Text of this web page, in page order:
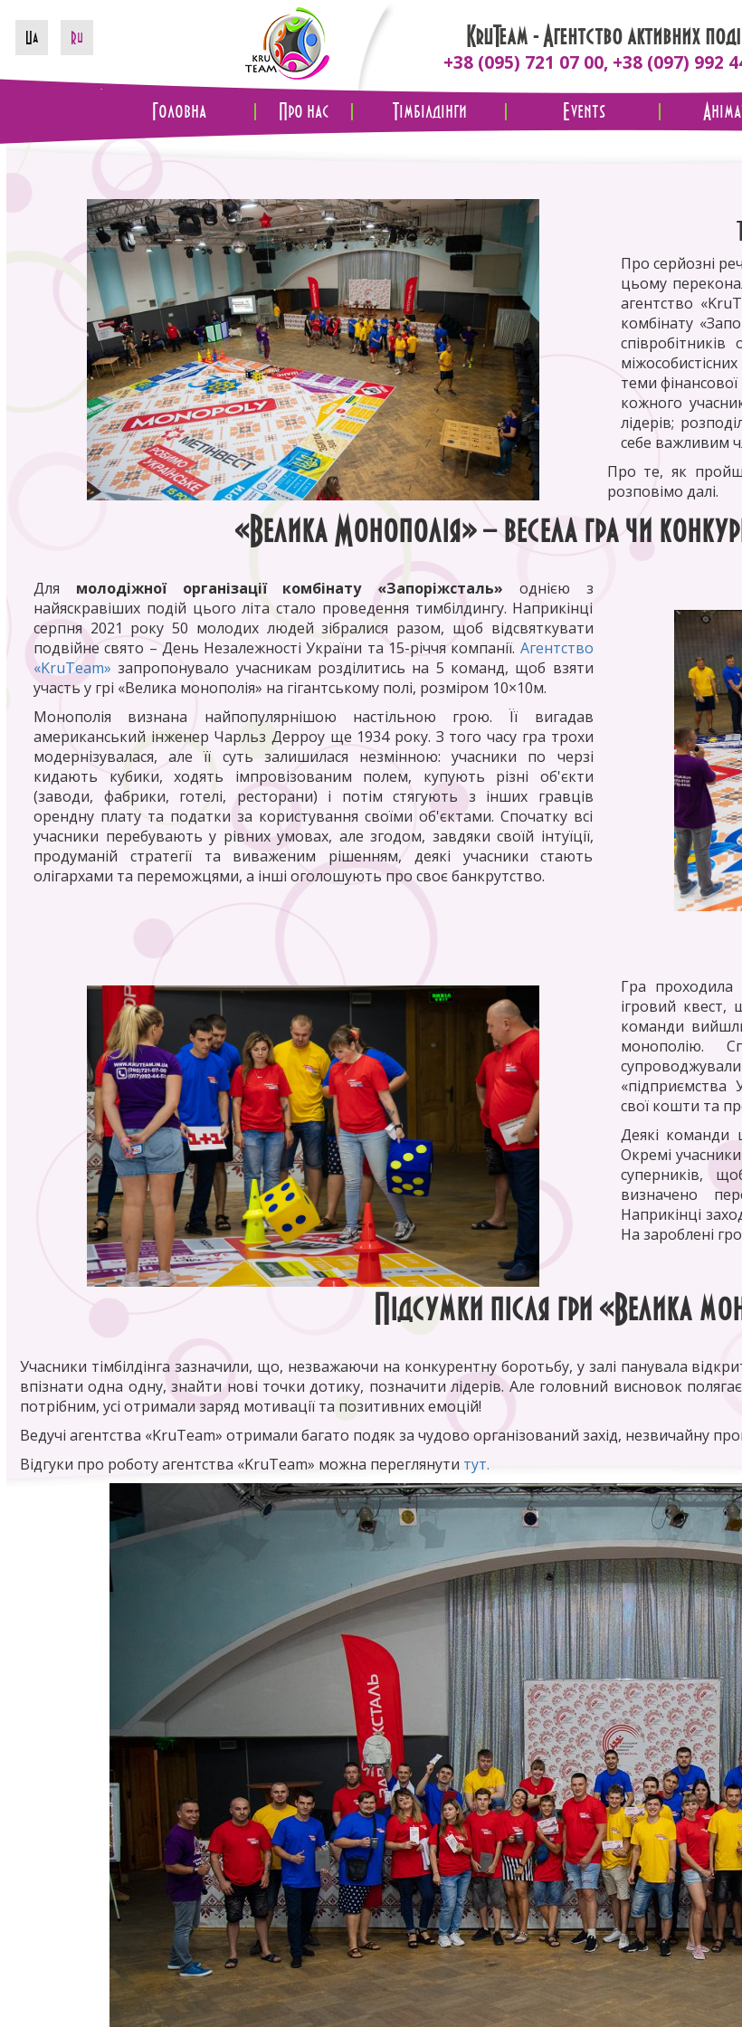
Ua Ru KruTeam - Агентство активних
+38 (095) 721 07 00, +38 (097) 992
Головна Про нас Тімбілдінги Events
Про серйозні
цьому
агентство
комбінату
теми
кожного
лідерів;
себе важливим
Про те, як
розповімо далі.
«Велика Монополія» – весела гра чи
Для молодіжної організації комбінату «Запоріжсталь» однією з
найяскравіших подій цього літа стало проведення тимбілдингу. Наприкінці
серпня 2021 року 50 молодих людей зібралися разом, щоб відсвяткувати
подвійне свято – День Незалежності України та 15-річчя компанії. Агентство
«KruTeam» запропонувало учасникам розділитись на 5 команд, щоб взяти
участь у грі «Велика монополія» на гігантському полі, розміром 10×10м.
Монополія визнана найпопулярнішою настільною грою. Її вигадав
американський інженер Чарльз Дерроу ще 1934 року. З того часу гра трохи
модернізувалася, але її суть залишилася незмінною: учасники по черзі
кидають кубики, ходять імпровізованим полем, купують різні об'єкти
(заводи, фабрики, готелі, ресторани) і потім стягують з інших гравців
орендну плату та податки за користування своїми об'єктами. Спочатку всі
учасники перебувають у рівних умовах, але згодом, завдяки своїй інтуїції,
продуманій стратегії та виваженим рішенням, деякі учасники стають
олігархами та переможцями, а інші оголошують про своє банкрутство.
Гра
ігровий квест,
команди
монополію.
«підприємства
свої кошти та
Деякі команди
Окремі
суперників,
визначено
Наприкінці
На зароблені
Підсумки після гри «Велика
Учасники тімбілдінга зазначили, що, незважаючи на конкурентну боротьбу, у залі панувала
впізнати одна одну, знайти нові точки дотику, позначити лідерів. Але головний висновок
потрібним, усі отримали заряд мотивації та позитивних емоцій!
Ведучі агентства «KruTeam» отримали багато подяк за чудово організований захід, незвичайну
Відгуки про роботу агентства «KruTeam» можна переглянути тут.